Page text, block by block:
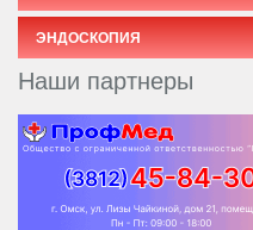
ЭНДОСКОПИЯ
Наши партнеры